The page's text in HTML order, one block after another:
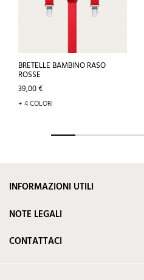
BRETELLE BAMBINO RASO
ROSSE
Prezzo
39,00 €
+ 4 COLORI
INFORMAZIONI UTILI
NOTE LEGALI
CONTATTACI